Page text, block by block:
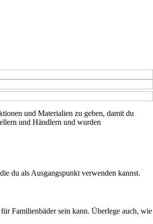
und Materialien zu geben, damit du
und Händlern und wurden
du als Ausgangspunkt verwenden kannst.
Familienbäder sein kann. Überlege auch, wie